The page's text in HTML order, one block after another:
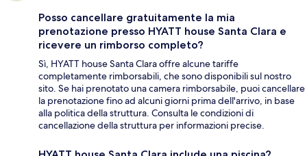
Posso cancellare gratuitamente la mia
prenotazione presso HYATT house Santa Clara e
ricevere un rimborso completo?
Sì, HYATT house Santa Clara offre alcune tariffe
completamente rimborsabili, che sono disponibili sul nostro
sito. Se hai prenotato una camera rimborsabile, puoi cancellare
la prenotazione fino ad alcuni giorni prima dell'arrivo, in base
alla politica della struttura. Consulta le condizioni di
cancellazione della struttura per informazioni precise.